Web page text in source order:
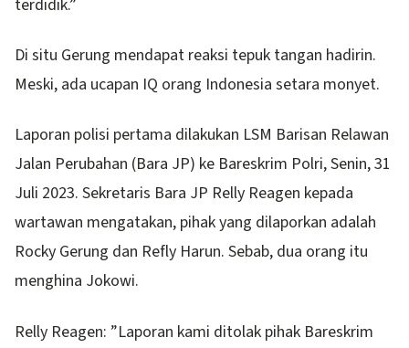
terdidik.”
Di situ Gerung mendapat reaksi tepuk tangan hadirin.
Meski, ada ucapan IQ orang Indonesia setara monyet.
Laporan polisi pertama dilakukan LSM Barisan Relawan
Jalan Perubahan (Bara JP) ke Bareskrim Polri, Senin, 31
Juli 2023. Sekretaris Bara JP Relly Reagen kepada
wartawan mengatakan, pihak yang dilaporkan adalah
Rocky Gerung dan Refly Harun. Sebab, dua orang itu
menghina Jokowi.
Relly Reagen: ”Laporan kami ditolak pihak Bareskrim